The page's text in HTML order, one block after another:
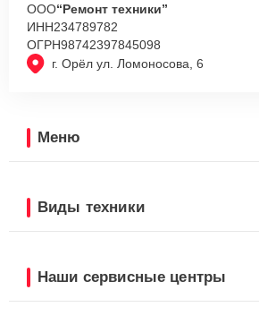
г. Орёл ул. Ломоносова, 6
ООО“Ремонт техники”
ИНН234789782
ОГРН98742397845098
Меню
Виды техники
Наши сервисные центры